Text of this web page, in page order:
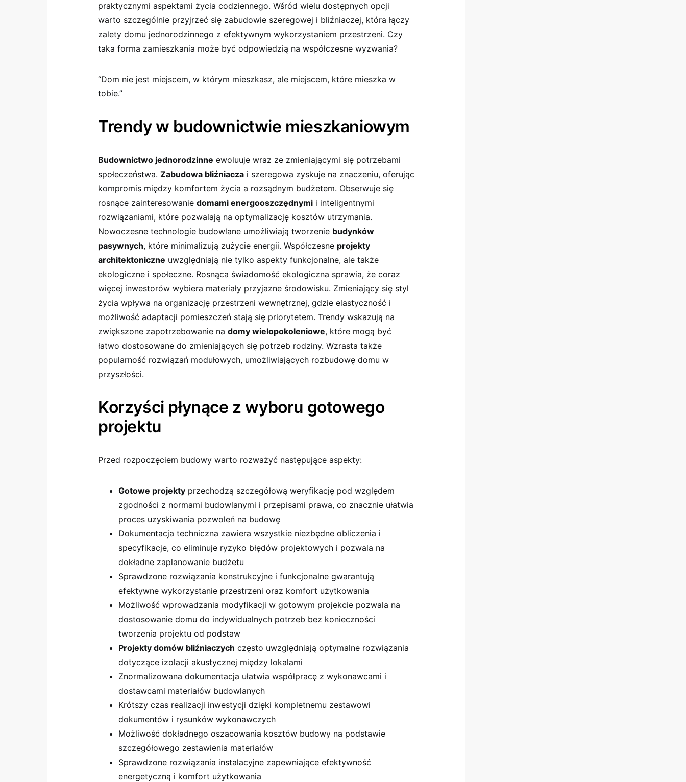
praktycznymi aspektami życia codziennego. Wśród wielu dostępnych opcji
warto szczególnie przyjrzeć się zabudowie szeregowej i bliźniaczej, która łączy
zalety domu jednorodzinnego z efektywnym wykorzystaniem przestrzeni. Czy
taka forma zamieszkania może być odpowiedzią na współczesne wyzwania?
“Dom nie jest miejscem, w którym mieszkasz, ale miejscem, które mieszka w
tobie.”
Trendy w budownictwie mieszkaniowym
Budownictwo jednorodzinne ewoluuje wraz ze zmieniającymi się potrzebami
społeczeństwa. Zabudowa bliźniacza i szeregowa zyskuje na znaczeniu, oferując
kompromis między komfortem życia a rozsądnym budżetem. Obserwuje się
rosnące zainteresowanie domami energooszczędnymi i inteligentnymi
rozwiązaniami, które pozwalają na optymalizację kosztów utrzymania.
Nowoczesne technologie budowlane umożliwiają tworzenie budynków
pasywnych, które minimalizują zużycie energii. Współczesne projekty
architektoniczne uwzględniają nie tylko aspekty funkcjonalne, ale także
ekologiczne i społeczne. Rosnąca świadomość ekologiczna sprawia, że coraz
więcej inwestorów wybiera materiały przyjazne środowisku. Zmieniający się styl
życia wpływa na organizację przestrzeni wewnętrznej, gdzie elastyczność i
możliwość adaptacji pomieszczeń stają się priorytetem. Trendy wskazują na
zwiększone zapotrzebowanie na domy wielopokoleniowe, które mogą być
łatwo dostosowane do zmieniających się potrzeb rodziny. Wzrasta także
popularność rozwiązań modułowych, umożliwiających rozbudowę domu w
przyszłości.
Korzyści płynące z wyboru gotowego
projektu
Przed rozpoczęciem budowy warto rozważyć następujące aspekty:
Gotowe projekty przechodzą szczegółową weryfikację pod względem
zgodności z normami budowlanymi i przepisami prawa, co znacznie ułatwia
proces uzyskiwania pozwoleń na budowę
Dokumentacja techniczna zawiera wszystkie niezbędne obliczenia i
specyfikacje, co eliminuje ryzyko błędów projektowych i pozwala na
dokładne zaplanowanie budżetu
Sprawdzone rozwiązania konstrukcyjne i funkcjonalne gwarantują
efektywne wykorzystanie przestrzeni oraz komfort użytkowania
Możliwość wprowadzania modyfikacji w gotowym projekcie pozwala na
dostosowanie domu do indywidualnych potrzeb bez konieczności
tworzenia projektu od podstaw
Projekty domów bliźniaczych często uwzględniają optymalne rozwiązania
dotyczące izolacji akustycznej między lokalami
Znormalizowana dokumentacja ułatwia współpracę z wykonawcami i
dostawcami materiałów budowlanych
Krótszy czas realizacji inwestycji dzięki kompletnemu zestawowi
dokumentów i rysunków wykonawczych
Możliwość dokładnego oszacowania kosztów budowy na podstawie
szczegółowego zestawienia materiałów
Sprawdzone rozwiązania instalacyjne zapewniające efektywność
energetyczną i komfort użytkowania